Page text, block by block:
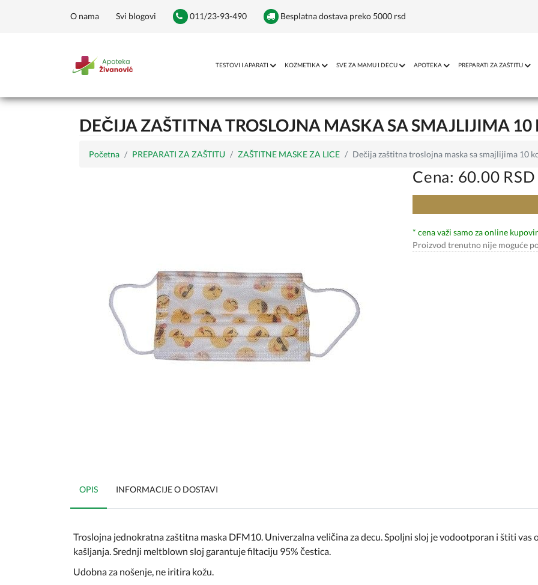
O nama Svi blogovi 011/23-93-490 Besplatna dostava preko 5000 rsd
TESTOVI I APARATI KOZMETIKA SVE ZA MAMU I DECU APOTEKA PREPARATI ZA ZAŠTITU
DEČIJA ZAŠTITNA TROSLOJNA MASKA SA SMAJLIJIMA
Početna PREPARATI ZA ZAŠTITU ZAŠTITNE MASKE ZA LICE Dečija zaštitna troslojna maska sa smajlijima 10
Cena: 60.00 RSD
* cena važi samo za online
Proizvod trenutno nije moguće
OPIS INFORMACIJE O DOSTAVI
Troslojna jednokratna zaštitna maska DFM10. Univerzalna veličina za decu. Spoljni sloj je vodootporan i štiti vas
kašljanja. Srednji meltblown sloj garantuje filtaciju 95% čestica.
Udobna za nošenje, ne iritira kožu.